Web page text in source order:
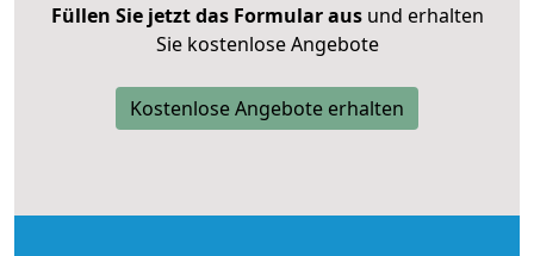
Füllen Sie jetzt das Formular ausund erhalten
Sie kostenlose Angebote
Kostenlose Angebote erhalten